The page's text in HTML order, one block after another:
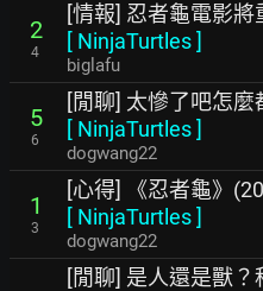
2
4
[情報] 忍者龜電影將
[ NinjaTurtles]
biglafu
5
6
[閒聊] 太慘了吧怎麼
[ NinjaTurtles]
dogwang22
1
3
[心得] 《忍者龜》
[ NinjaTurtles]
dogwang22
[閒聊] 是人還是獸